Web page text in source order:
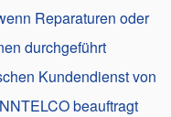
Reparaturen oder
durchgeführt
Kundendienst von
beauftragt